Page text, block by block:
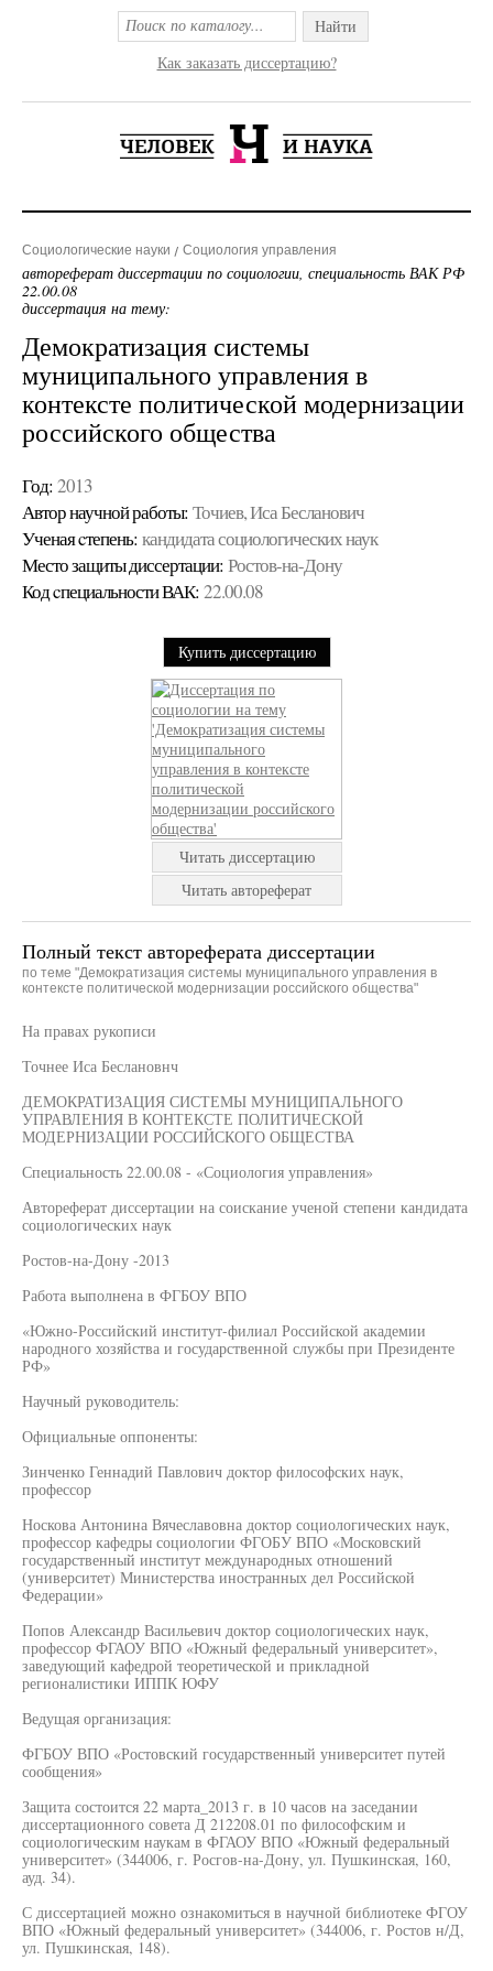
Найти
Как заказать диссертацию?
Социологические науки Социология управления
автореферат диссертации по социологии, специальность ВАК РФ
22.00.08
диссертация на тему:
Демократизация системы
муниципального управления в
контексте политической модернизации
российского общества
Год: 2013
Автор научной работы: Точиев, Иса Бесланович
Ученая cтепень: кандидата социологических наук
Место защиты диссертации: Ростов-на-Дону
Код cпециальности ВАК: 22.00.08
Купить диссертацию
Читать диссертацию
Читать автореферат
Полный текст автореферата диссертации
по теме "Демократизация системы муниципального управления в
контексте политической модернизации российского общества"
На правах рукописи
Точнее Иса Беслановнч
ДЕМОКРАТИЗАЦИЯ СИСТЕМЫ МУНИЦИПАЛЬНОГО
УПРАВЛЕНИЯ В КОНТЕКСТЕ ПОЛИТИЧЕСКОЙ
МОДЕРНИЗАЦИИ РОССИЙСКОГО ОБЩЕСТВА
Специальность 22.00.08 - «Социология управления»
Автореферат диссертации на соискание ученой степени кандидата
социологических наук
Ростов-на-Дону -2013
Работа выполнена в ФГБОУ ВПО
«Южно-Российский институт-филиал Российской академии
народного хозяйства и государственной службы при Президенте
РФ»
Научный руководитель:
Официальные оппоненты:
Зинченко Геннадий Павлович доктор философских наук,
профессор
Носкова Антонина Вячеславовна доктор социологических наук,
профессор кафедры социологии ФГОБУ ВПО «Московский
государственный институт международных отношений
(университет) Министерства иностранных дел Российской
Федерации»
Попов Александр Васильевич доктор социологических наук,
профессор ФГАОУ ВПО «Южный федеральный университет»,
заведующий кафедрой теоретической и прикладной
регионалистики ИППК ЮФУ
Ведущая организация:
ФГБОУ ВПО «Ростовский государственный университет путей
сообщения»
Защита состоится 22 марта_2013 г. в 10 часов на заседании
диссертационного совета Д 212208.01 по философским и
социологическим наукам в ФГАОУ ВПО «Южный федеральный
университет» (344006, г. Росгов-на-Дону, ул. Пушкинская, 160,
ауд. 34).
С диссертацией можно ознакомиться в научной библиотеке ФГОУ
ВПО «Южный федеральный университет» (344006, г. Ростов н/Д,
ул. Пушкинская, 148).